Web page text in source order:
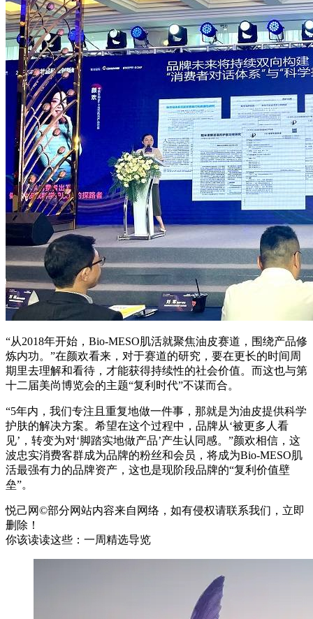
“从2018年开始，Bio-MESO肌活就聚焦油皮赛道，围绕产品修
炼内功。”在颜欢看来，对于赛道的研究，要在更长的时间周
期里去理解和看待，才能获得持续性的社会价值。而这也与第
十二届美尚博览会的主题“复利时代”不谋而合。
“5年内，我们专注且重复地做一件事，那就是为油皮提供科学
护肤的解决方案。希望在这个过程中，品牌从‘被更多人看
见’，转变为对‘脚踏实地做产品’产生认同感。”颜欢相信，这
波忠实消费客群成为品牌的粉丝和会员，将成为Bio-MESO肌
活最强有力的品牌资产，这也是现阶段品牌的“复利价值壁
垒”。
悦己网©部分网站内容来自网络，如有侵权请联系我们，立即
删除！
你该读读这些：一周精选导览